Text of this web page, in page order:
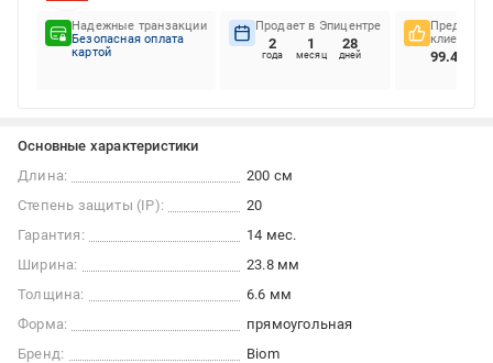
Надежные транзакции
Безопасная оплата
картой
Продает в Эпицентре
2
года
1
месяц
28
дней
клиентов
99.43%
Основные характеристики
Длина:
200 см
Степень защиты (IP):
20
Гарантия:
14 мес.
Ширина:
23.8 мм
Толщина:
6.6 мм
Форма:
прямоугольная
Бренд:
Biom